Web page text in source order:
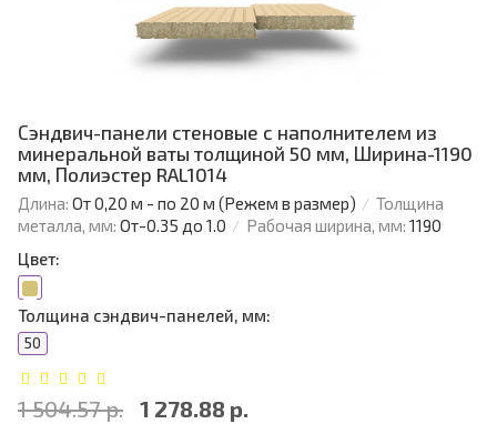
Сэндвич-панели стеновые с наполнителем из
минеральной ваты толщиной 50 мм, Ширина-1190
мм, Полиэстер RAL1014
Длина: От 0,20 м - по 20 м (Режем в размер)
Толщина
металла, мм: От-0.35 до 1.0 Рабочая ширина, мм: 1190
Цвет:
Толщина сэндвич-панелей, мм:
50
1 504.57 р. 1 278.88 р.